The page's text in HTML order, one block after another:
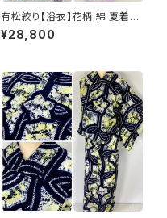
有松絞り【浴衣】花柄 綿 夏着物
有松鳴海絞り 紫 黄緑 パステル
カラー 103
¥28,800